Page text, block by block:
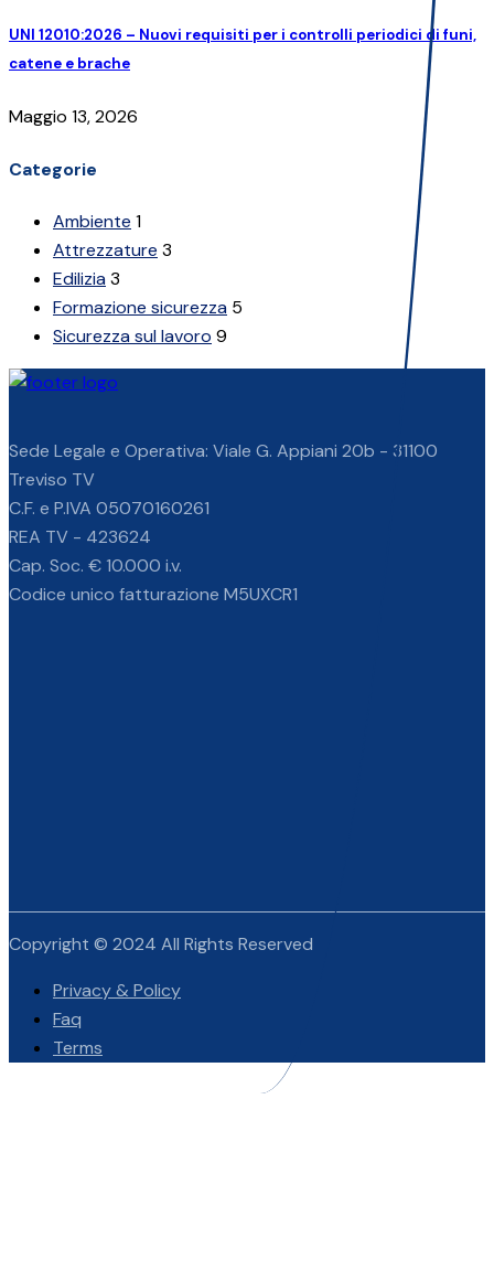
UNI 12010:2026 – Nuovi requisiti per i controlli periodici di funi,
catene e brache
Maggio 13, 2026
Categorie
Ambiente 1
Attrezzature 3
Edilizia3
Formazione sicurezza 5
Sicurezza sul lavoro 9
Sede Legale e Operativa: Viale G. Appiani 20b - 31100
Treviso TV
C.F. e P.IVA 05070160261
REA TV - 423624
Cap. Soc. € 10.000 i.v.
Codice unico fatturazione M5UXCR1
Copyright © 2024 All Rights Reserved
Privacy & Policy
Faq
Terms